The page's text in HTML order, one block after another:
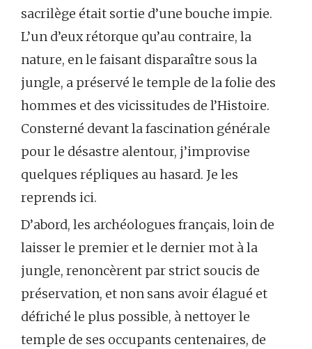
sacrilège était sortie d’une bouche impie.
L’un d’eux rétorque qu’au contraire, la
nature, en le faisant disparaître sous la
jungle, a préservé le temple de la folie des
hommes et des vicissitudes de l’Histoire.
Consterné devant la fascination générale
pour le désastre alentour, j’improvise
quelques répliques au hasard. Je les
reprends ici.
D’abord, les archéologues français, loin de
laisser le premier et le dernier mot à la
jungle, renoncèrent par strict soucis de
préservation, et non sans avoir élagué et
défriché le plus possible, à nettoyer le
temple de ses occupants centenaires, de